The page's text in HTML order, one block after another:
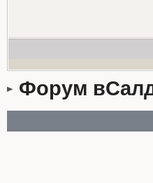
Форум